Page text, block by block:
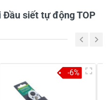
Đầu siết tự động TOP
-6%